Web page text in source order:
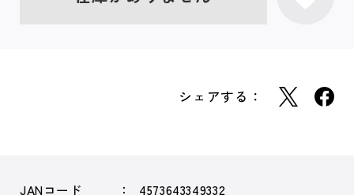
シェアする：
JANコード
4573643349332